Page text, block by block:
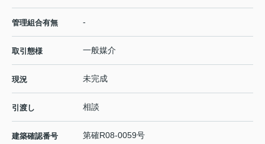
管理組合有無 -
取引態様 一般媒介
現況 未完成
引渡し 相談
建築確認番号 第確R08-0059号